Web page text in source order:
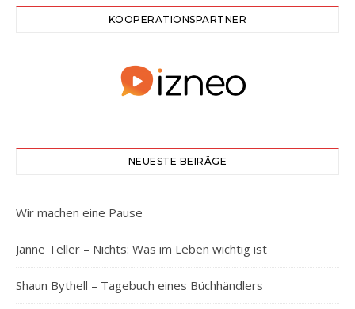
KOOPERATIONSPARTNER
NEUESTE BEIRÄGE
Wir machen eine Pause
Janne Teller – Nichts: Was im Leben wichtig ist
Shaun Bythell – Tagebuch eines Büchhändlers